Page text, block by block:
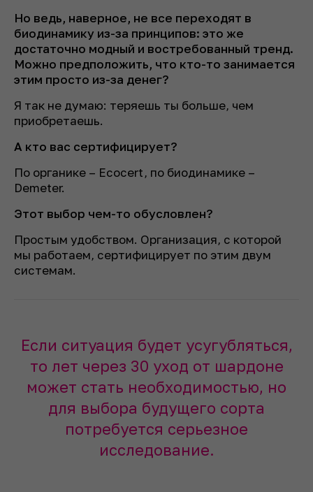
Но ведь, наверное, не все переходят в
биодинамику из-за принципов: это же
достаточно модный и востребованный тренд.
Можно предположить, что кто-то занимается
этим просто из-за денег?
Я так не думаю: теряешь ты больше, чем
приобретаешь.
А кто вас сертифицирует?
По органике – Ecocert, по биодинамике –
Demeter.
Этот выбор чем-то обусловлен?
Простым удобством. Организация, с которой
мы работаем, сертифицирует по этим двум
системам.
Если ситуация будет усугубляться,
то лет через 30 уход от шардоне
может стать необходимостью, но
для выбора будущего сорта
потребуется серьезное
исследование.